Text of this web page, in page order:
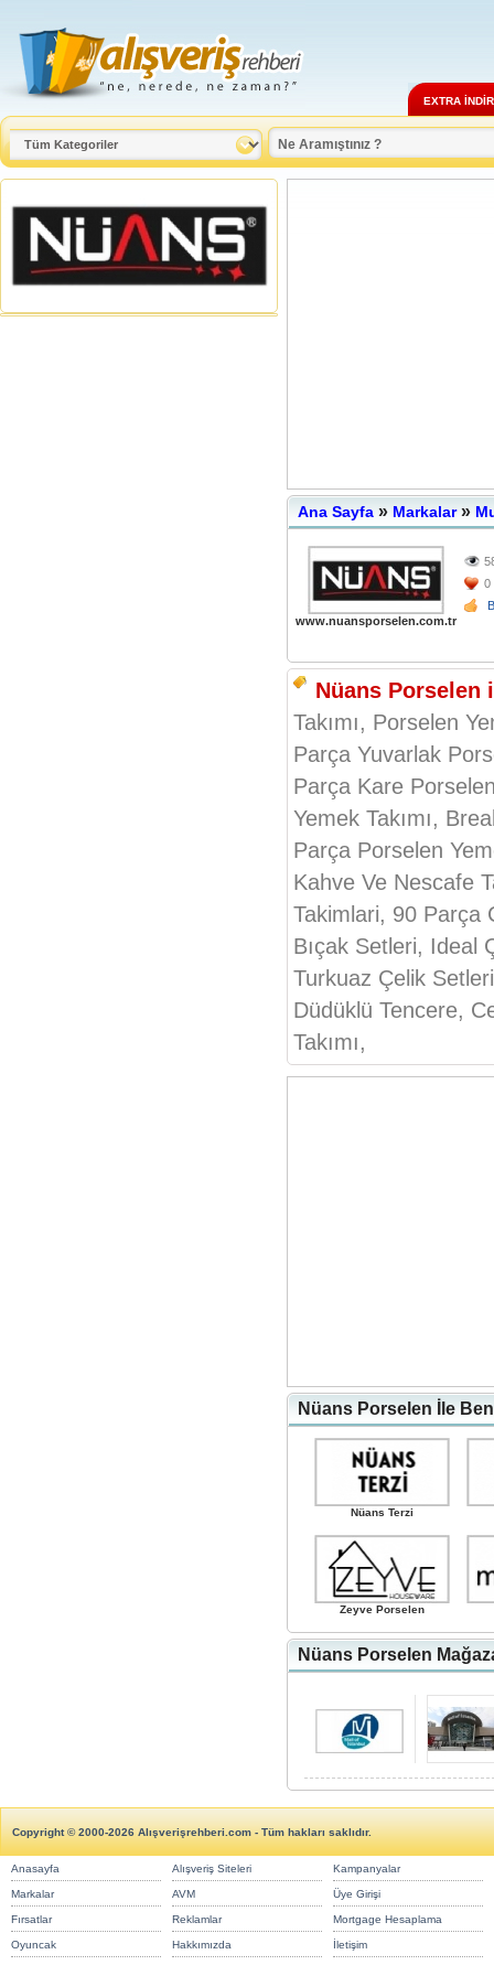
EXTRA
Ana Sayfa » Markalar»
www.nuansporselen.com.tr
0
Nüans
Takımı, Porselen
Parça Yuvarlak
Parça Kare
Yemek Takımı,
Parça Porselen
Kahve Ve Nescafe
Takimlari, 90 Parça
Bıçak Setleri, Ideal
Turkuaz Çelik
Düdüklü Tencere,
Takımı,
Nüans Porselen İle
Nüans Terzi
Zeyve Porselen
Nüans Porselen
Copyright © 2000-2026 Alışverişrehberi.com - Tüm hakları saklıdır.
Anasayfa Alışveriş Siteleri Kampanyalar
Markalar AVM Üye Girişi
Fırsatlar Reklamlar Mortgage Hesaplama
Oyuncak Hakkımızda İletişim